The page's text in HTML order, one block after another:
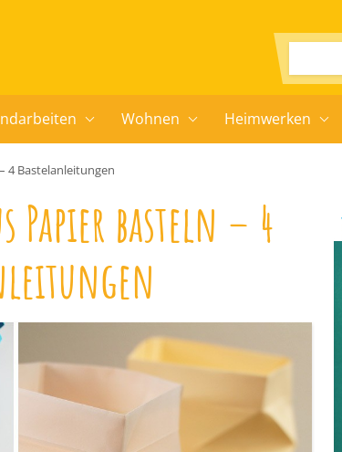
Wohnen Heimwerken
4 Bastelanleitungen
Papier basteln – 4